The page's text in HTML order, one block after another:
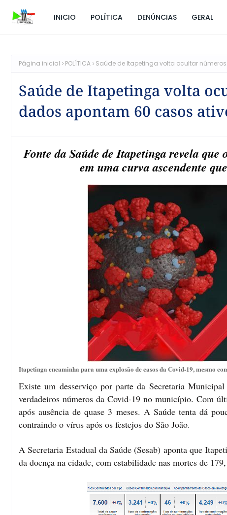
INICIO POLÍTICA DENÚNCIAS GERAL
Página inicial POLÍTICA Saúde de Itapetinga volta ocultar
Saúde de Itapetinga volta
dados apontam 60 casos
Fonte da Saúde de Itapetinga revela
em uma curva ascendente
Itapetinga encaminha para uma explosão de casos da Covid-19, mesmo
Existe um desserviço por parte da Secretaria
verdadeiros números da Covid-19 no município. Com
após ausência de quase 3 meses. A Saúde tenta dá
contraindo o vírus após os festejos do São João.
A Secretaria Estadual da Saúde (Sesab) aponta que
da doença na cidade, com estabilidade nas mortes de